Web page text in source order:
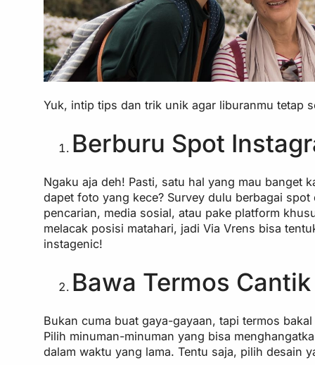
Yuk, intip tips dan trik unik agar liburanmu tetap
Berburu Spot
Ngaku aja deh! Pasti, satu hal yang mau banget
dapet foto yang kece? Survey dulu berbagai
pencarian, media sosial, atau pake platform
melacak posisi matahari, jadi Via Vrens bisa
instagenic!
Bawa Termos Cantik
Bukan cuma buat gaya-gayaan, tapi termos
Pilih minuman-minuman yang bisa
dalam waktu yang lama. Tentu saja, pilih desain